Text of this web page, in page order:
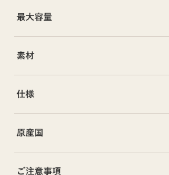
最大容量
素材
仕様
原産国
ご注意事項